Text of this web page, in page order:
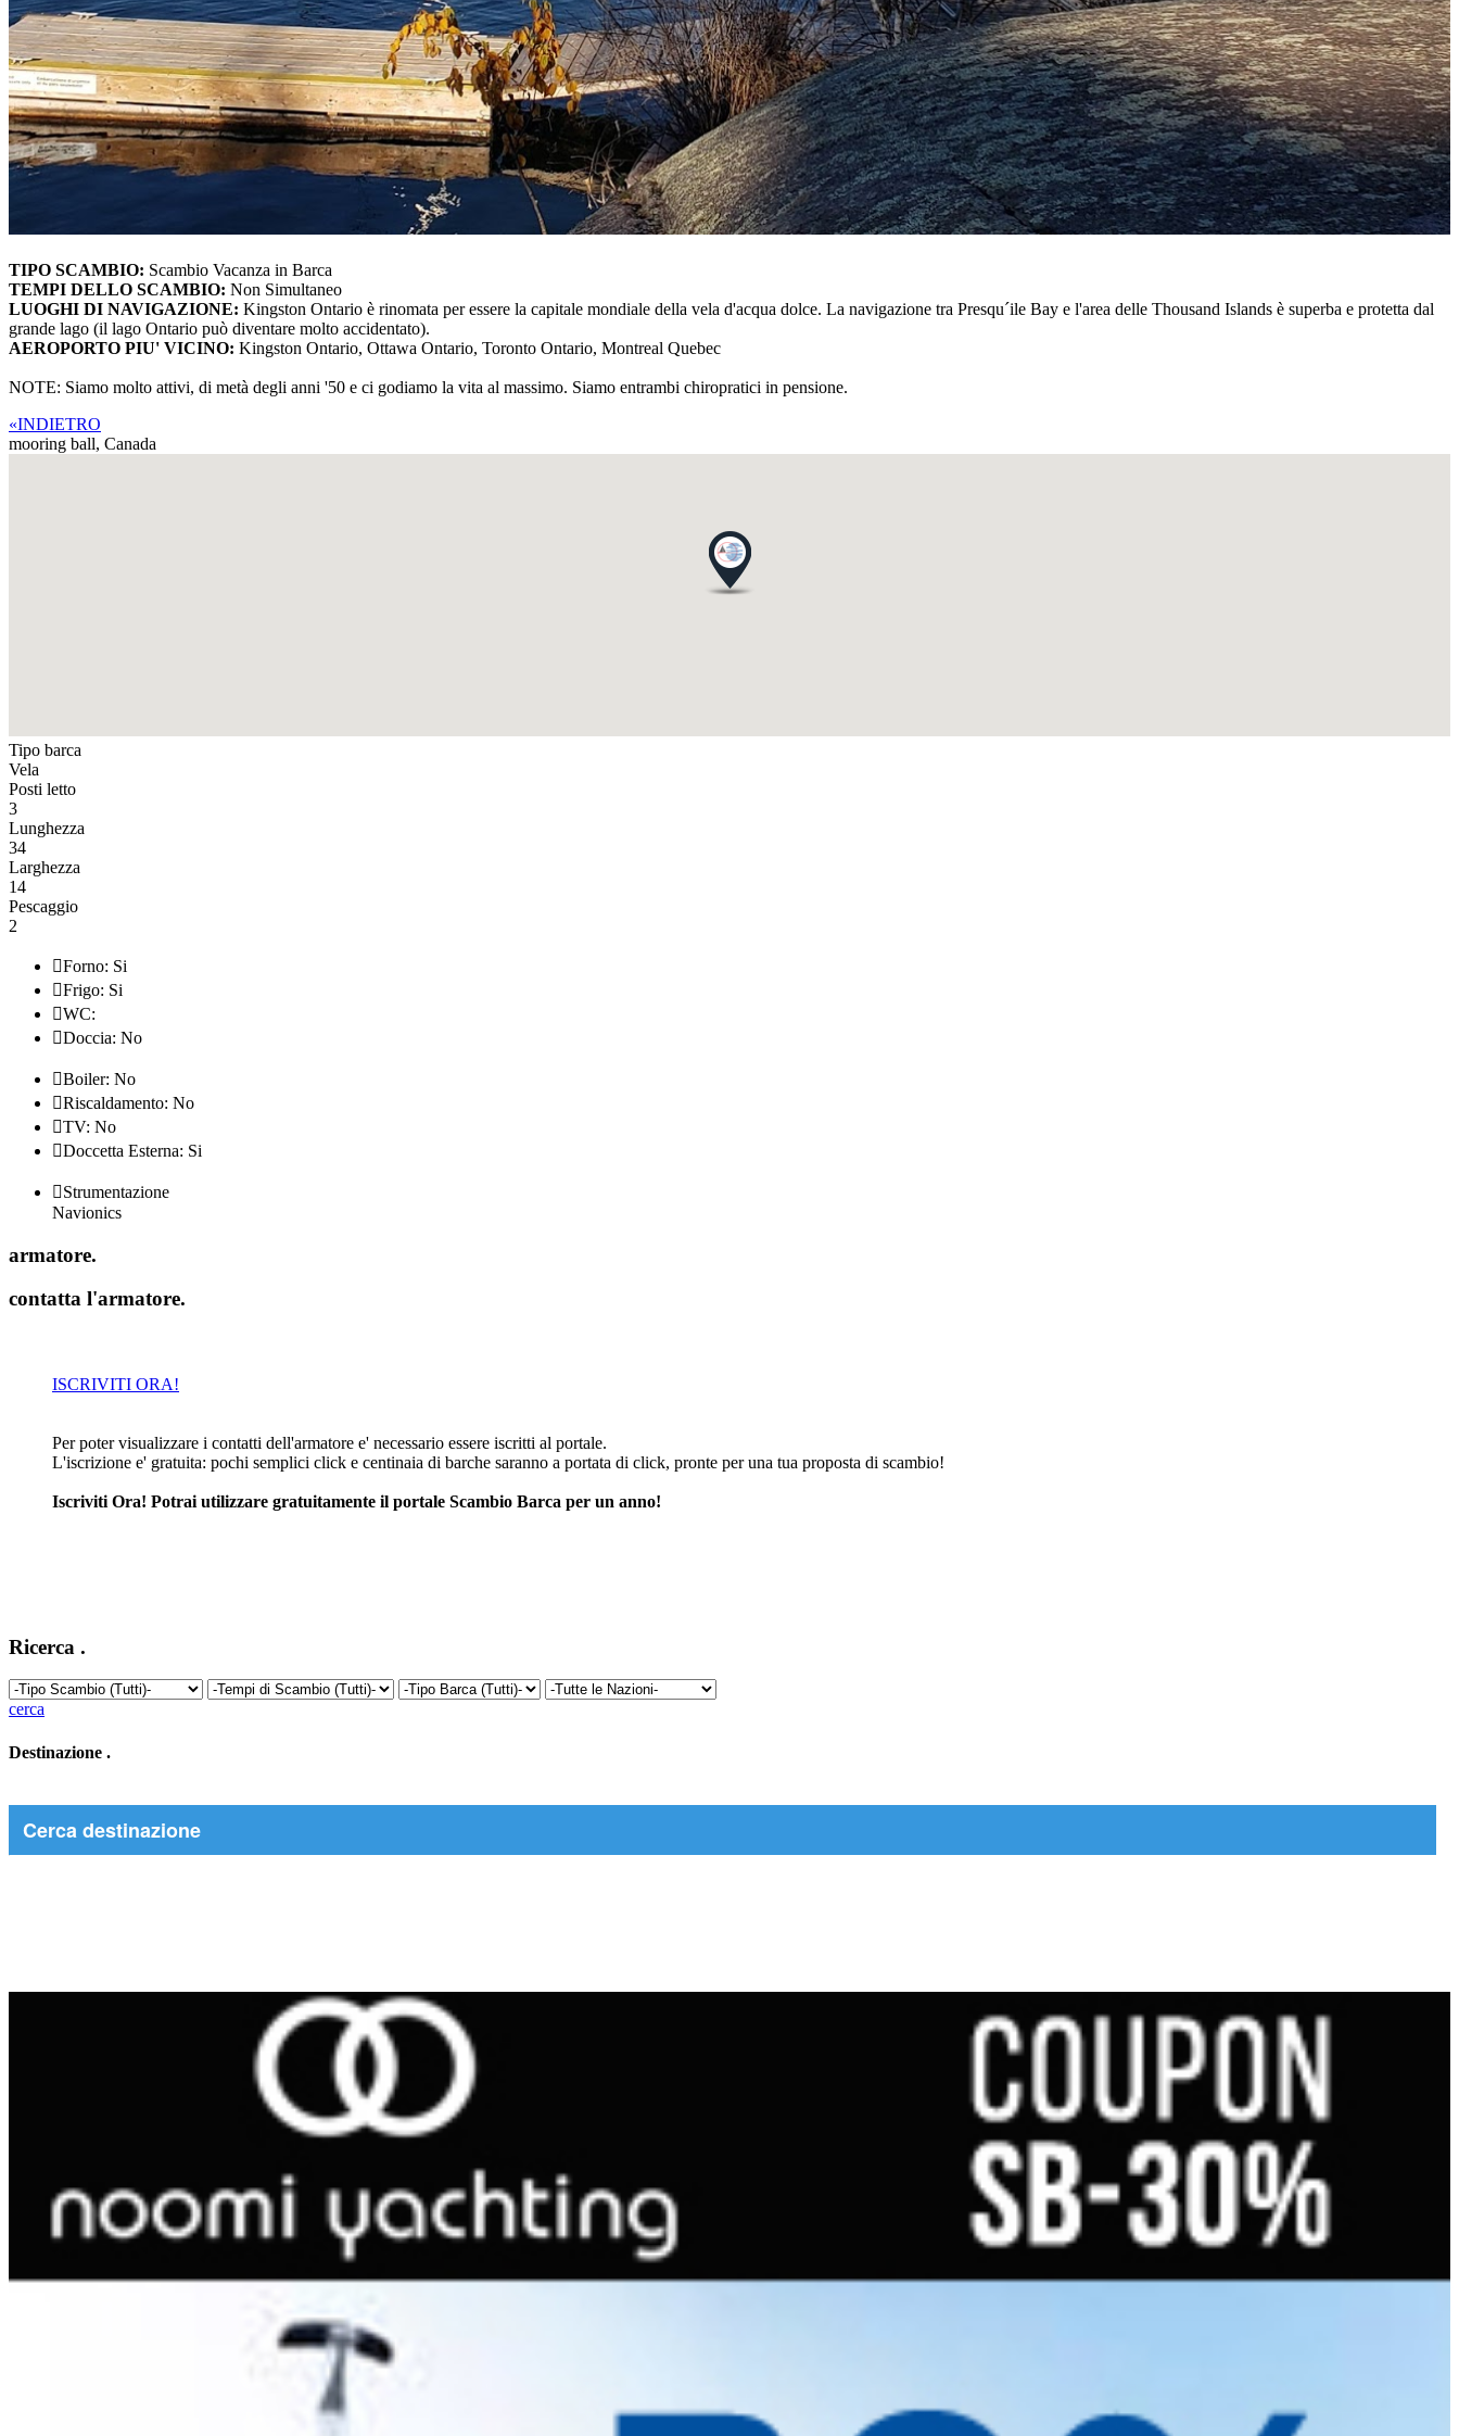
TIPO SCAMBIO: Scambio Vacanza in Barca
TEMPI DELLO SCAMBIO: Non Simultaneo
LUOGHI DI NAVIGAZIONE: Kingston Ontario è rinomata per essere la capitale mondiale della vela d'acqua dolce. La navigazione tra Presqu´ile Bay e l'area delle Thousand Islands è superba e protetta dal
grande lago (il lago Ontario può diventare molto accidentato).
AEROPORTO PIU' VICINO: Kingston Ontario, Ottawa Ontario, Toronto Ontario, Montreal Quebec
NOTE: Siamo molto attivi, di metà degli anni '50 e ci godiamo la vita al massimo. Siamo entrambi chiropratici in pensione.
«INDIETRO
mooring ball, Canada
Tipo barca
Vela
Posti letto
3
Lunghezza
34
Larghezza
14
Pescaggio
2
Forno: Si
Frigo: Si
WC:
Doccia: No
Boiler: No
Riscaldamento: No
TV: No
Doccetta Esterna: Si
Strumentazione
Navionics
armatore.
contatta l'armatore.
ISCRIVITI ORA!
Per poter visualizzare i contatti dell'armatore e' necessario essere iscritti al portale.
L'iscrizione e' gratuita: pochi semplici click e centinaia di barche saranno a portata di click, pronte per una tua proposta di scambio!
Iscriviti Ora! Potrai utilizzare gratuitamente il portale Scambio Barca per un anno!
Ricerca .
cerca
Destinazione .